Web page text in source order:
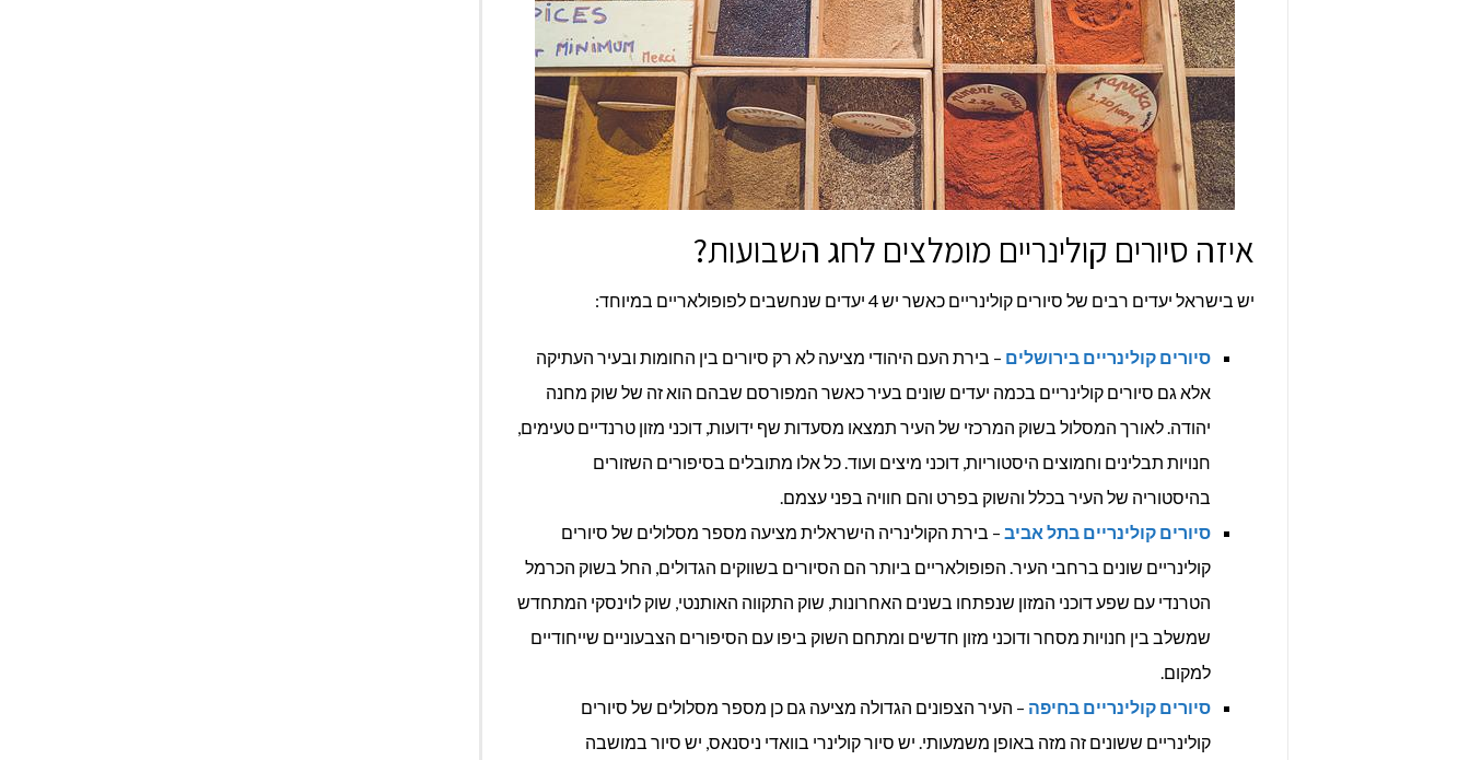
איזה סיורים קולינריים מומלצים לחג השבועות?
יש בישראל יעדים רבים של סיורים קולינריים כאשר יש 4 יעדים שנחשבים לפופולאריים במיוחד:
סיורים קולינריים בירושלים – בירת העם היהודי מציעה לא רק סיורים בין החומות ובעיר העתיקה
אלא גם סיורים קולינריים בכמה יעדים שונים בעיר כאשר המפורסם שבהם הוא זה של שוק מחנה
יהודה. לאורך המסלול בשוק המרכזי של העיר תמצאו מסעדות שף ידועות, דוכני מזון טרנדיים טעימים,
חנויות תבלינים וחמוצים היסטוריות, דוכני מיצים ועוד. כל אלו מתובלים בסיפורים השזורים
בהיסטוריה של העיר בכלל והשוק בפרט והם חוויה בפני עצמם.
סיורים קולינריים בתל אביב – בירת הקולינריה הישראלית מציעה מספר מסלולים של סיורים
קולינריים שונים ברחבי העיר. הפופולאריים ביותר הם הסיורים בשווקים הגדולים, החל בשוק הכרמל
הטרנדי עם שפע דוכני המזון שנפתחו בשנים האחרונות, שוק התקווה האותנטי, שוק לוינסקי המתחדש
שמשלב בין חנויות מסחר ודוכני מזון חדשים ומתחם השוק ביפו עם הסיפורים הצבעוניים שייחודיים
למקום.
סיורים קולינריים בחיפה – העיר הצפונים הגדולה מציעה גם כן מספר מסלולים של סיורים
קולינריים ששונים זה מזה באופן משמעותי. יש סיור קולינרי בוואדי ניסנאס, יש סיור במושבה